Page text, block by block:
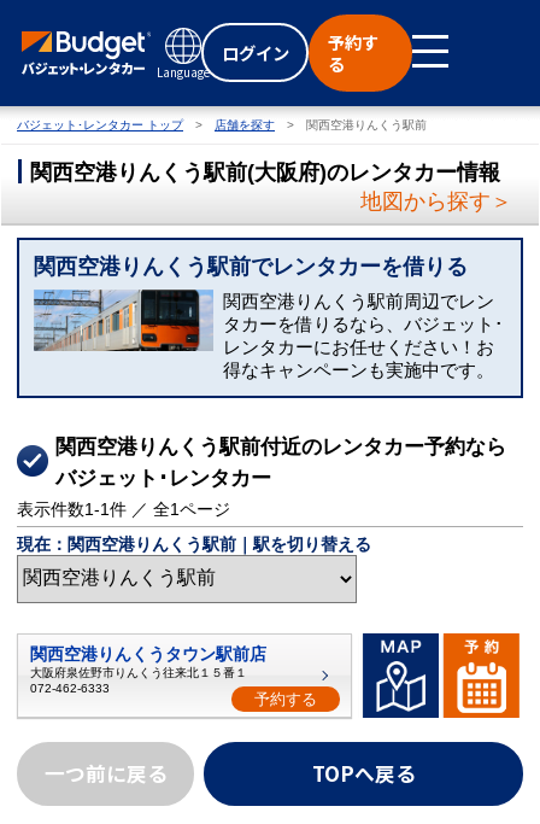
Language
ログイン
予約す
る
バジェット･レンタカー トップ 店舗を探す 関西空港りんくう駅前
関西空港りんくう駅前(大阪府)のレンタカー情報
地図から探す＞
関西空港りんくう駅前でレンタカーを借りる
関西空港りんくう駅前周辺でレン
タカーを借りるなら、バジェット･
レンタカーにお任せください！お
得なキャンペーンも実施中です。
関西空港りんくう駅前付近のレンタカー予約なら
バジェット･レンタカー
表示件数1-1件 ／ 全1ページ
現在：関西空港りんくう駅前｜駅を切り替える
関西空港りんくうタウン駅前店
大阪府泉佐野市りんくう往来北１５番１
072-462-6333
予約する
一つ前に戻る TOPへ戻る